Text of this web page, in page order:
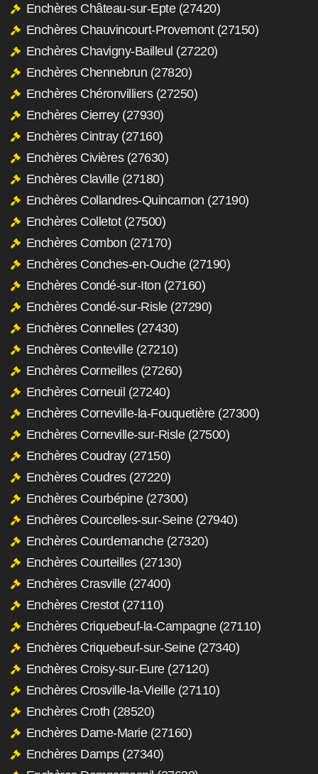
Enchères Château-sur-Epte (27420)
Enchères Chauvincourt-Provemont (27150)
Enchères Chavigny-Bailleul (27220)
Enchères Chennebrun (27820)
Enchères Chéronvilliers (27250)
Enchères Cierrey (27930)
Enchères Cintray (27160)
Enchères Civières (27630)
Enchères Claville (27180)
Enchères Collandres-Quincarnon (27190)
Enchères Colletot (27500)
Enchères Combon (27170)
Enchères Conches-en-Ouche (27190)
Enchères Condé-sur-Iton (27160)
Enchères Condé-sur-Risle (27290)
Enchères Connelles (27430)
Enchères Conteville (27210)
Enchères Cormeilles (27260)
Enchères Corneuil (27240)
Enchères Corneville-la-Fouquetière (27300)
Enchères Corneville-sur-Risle (27500)
Enchères Coudray (27150)
Enchères Coudres (27220)
Enchères Courbépine (27300)
Enchères Courcelles-sur-Seine (27940)
Enchères Courdemanche (27320)
Enchères Courteilles (27130)
Enchères Crasville (27400)
Enchères Crestot (27110)
Enchères Criquebeuf-la-Campagne (27110)
Enchères Criquebeuf-sur-Seine (27340)
Enchères Croisy-sur-Eure (27120)
Enchères Crosville-la-Vieille (27110)
Enchères Croth (28520)
Enchères Dame-Marie (27160)
Enchères Damps (27340)